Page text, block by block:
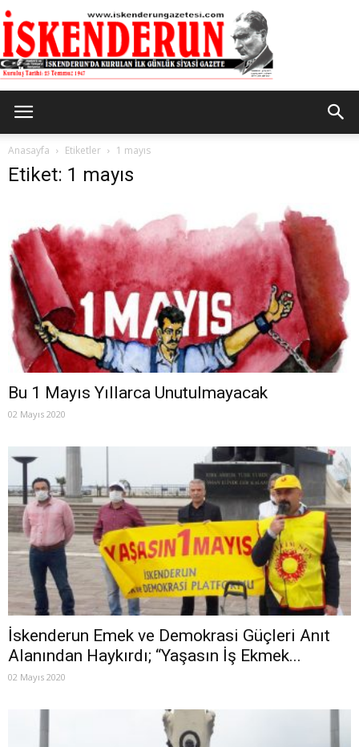
Anasayfa Etiketler 1 mayıs
Etiket: 1 mayıs
Bu 1 Mayıs Yıllarca Unutulmayacak
02 Mayıs 2020
İskenderun Emek ve Demokrasi Güçleri Anıt
Alanından Haykırdı; “Yaşasın İş Ekmek...
02 Mayıs 2020